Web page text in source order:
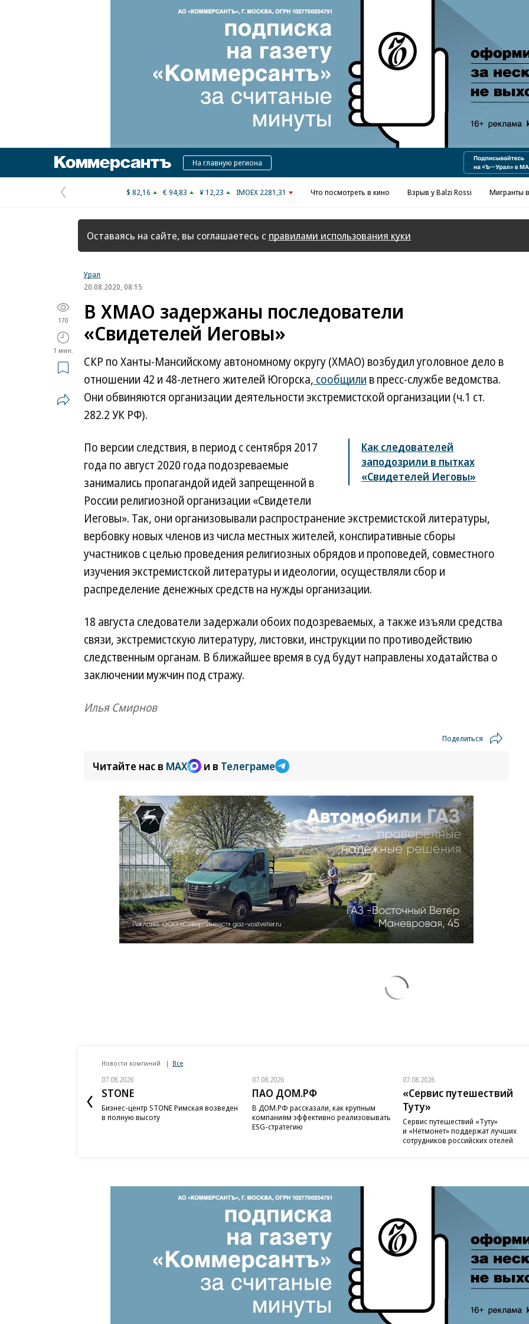
Реклама в «Ъ» www.kommersant.ru/ad
КоммерсантъНа главную региона
Предыдущая
страница
$ 82,16 € 94,83 ¥ 12,23 IMOEX 2281,31 Что посмотреть в кино Взрыв у Balzi Rossi Мигранты
Оставаясь на сайте, вы соглашаетесь с правилами использования куки
Урал
20.08.2020, 08:15
170
1 мин.
В ХМАО задержаны последователи
«Свидетелей Иеговы»
СКР по Ханты-Мансийскому автономному округу (ХМАО) возбудил уголовное дело в
отношении 42 и 48-летнего жителей Югорска, сообщили в пресс-службе ведомства.
Они обвиняются организации деятельности экстремистской организации (ч.1 ст.
282.2 УК РФ).
Как следователей
заподозрили в пытках
«Свидетелей Иеговы»
По версии следствия, в период с сентября 2017
года по август 2020 года подозреваемые
занимались пропагандой идей запрещенной в
России религиозной организации «Свидетели
Иеговы». Так, они организовывали распространение экстремистской литературы,
вербовку новых членов из числа местных жителей, конспиративные сборы
участников с целью проведения религиозных обрядов и проповедей, совместного
изучения экстремистской литературы и идеологии, осуществляли сбор и
распределение денежных средств на нужды организации.
18 августа следователи задержали обоих подозреваемых, а также изъяли средства
связи, экстремистскую литературу, листовки, инструкции по противодействию
следственным органам. В ближайшее время в суд будут направлены ходатайства о
заключении мужчин под стражу.
Илья Смирнов
Поделиться
Читайте нас в MAX и в Телеграме
Новости компаний Все
07.08.2026
STONE
Бизнес-центр STONE Римская возведен
в полную высоту
07.08.2026
ПАО ДОМ.РФ
В ДОМ.РФ рассказали, как крупным
компаниям эффективно реализовывать
ESG-стратегию
07.08.2026
«Сервис путешествий
Туту»
Сервис путешествий «Туту»
и «Нетмонет» поддержат лучших
сотрудников российских отелей